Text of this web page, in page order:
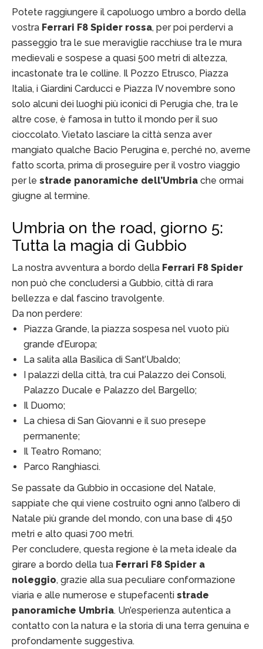
Potete raggiungere il capoluogo umbro a bordo della
vostra Ferrari F8 Spider rossa, per poi perdervi a
passeggio tra le sue meraviglie racchiuse tra le mura
medievali e sospese a quasi 500 metri di altezza,
incastonate tra le colline. Il Pozzo Etrusco, Piazza
Italia, i Giardini Carducci e Piazza IV novembre sono
solo alcuni dei luoghi più iconici di Perugia che, tra le
altre cose, è famosa in tutto il mondo per il suo
cioccolato. Vietato lasciare la città senza aver
mangiato qualche Bacio Perugina e, perché no, averne
fatto scorta, prima di proseguire per il vostro viaggio
per le strade panoramiche dell’Umbria che ormai
giugne al termine.
Umbria on the road, giorno 5:
Tutta la magia di Gubbio
La nostra avventura a bordo della Ferrari F8 Spider
non può che concludersi a Gubbio, città di rara
bellezza e dal fascino travolgente.
Da non perdere:
Piazza Grande, la piazza sospesa nel vuoto più
grande d’Europa;
La salita alla Basilica di Sant’Ubaldo;
I palazzi della città, tra cui Palazzo dei Consoli,
Palazzo Ducale e Palazzo del Bargello;
Il Duomo;
La chiesa di San Giovanni e il suo presepe
permanente;
Il Teatro Romano;
Parco Ranghiasci.
Se passate da Gubbio in occasione del Natale,
sappiate che qui viene costruito ogni anno l’albero di
Natale più grande del mondo, con una base di 450
metri e alto quasi 700 metri.
Per concludere, questa regione è la meta ideale da
girare a bordo della tua Ferrari F8 Spider a
noleggio, grazie alla sua peculiare conformazione
viaria e alle numerose e stupefacenti strade
panoramiche Umbria. Un’esperienza autentica a
contatto con la natura e la storia di una terra genuina e
profondamente suggestiva.